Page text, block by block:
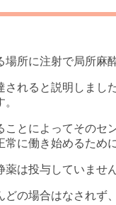
場所に注射で局所麻
されると説明しまし
ことによってそのセ
常に働き始めるため
薬は投与していませ
の場合はなされず